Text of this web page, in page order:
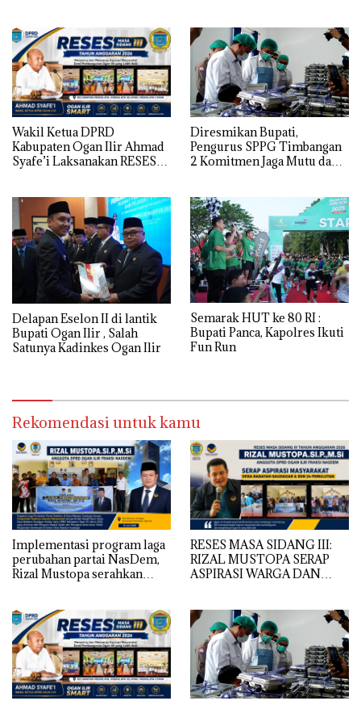
HUDA
Wakil Ketua DPRD
Kabupaten Ogan Ilir Ahmad
Syafe’i Laksanakan RESES
Langsung Aspirasi
Masyarakat
Diresmikan Bupati,
Pengurus SPPG Timbangan
2 Komitmen Jaga Mutu dan
Delapan Eselon II di lantik
Bupati Ogan Ilir , Salah
Satunya Kadinkes Ogan Ilir
Semarak HUT ke 80 RI :
Bupati Panca, Kapolres Ikuti
Fun Run
Rekomendasi untuk kamu
Implementasi program laga
perubahan partai NasDem,
Rizal Mustopa serahkan
RESES MASA SIDANG III:
RIZAL MUSTOPA SERAP
ASPIRASI WARGA DAN
HUDA